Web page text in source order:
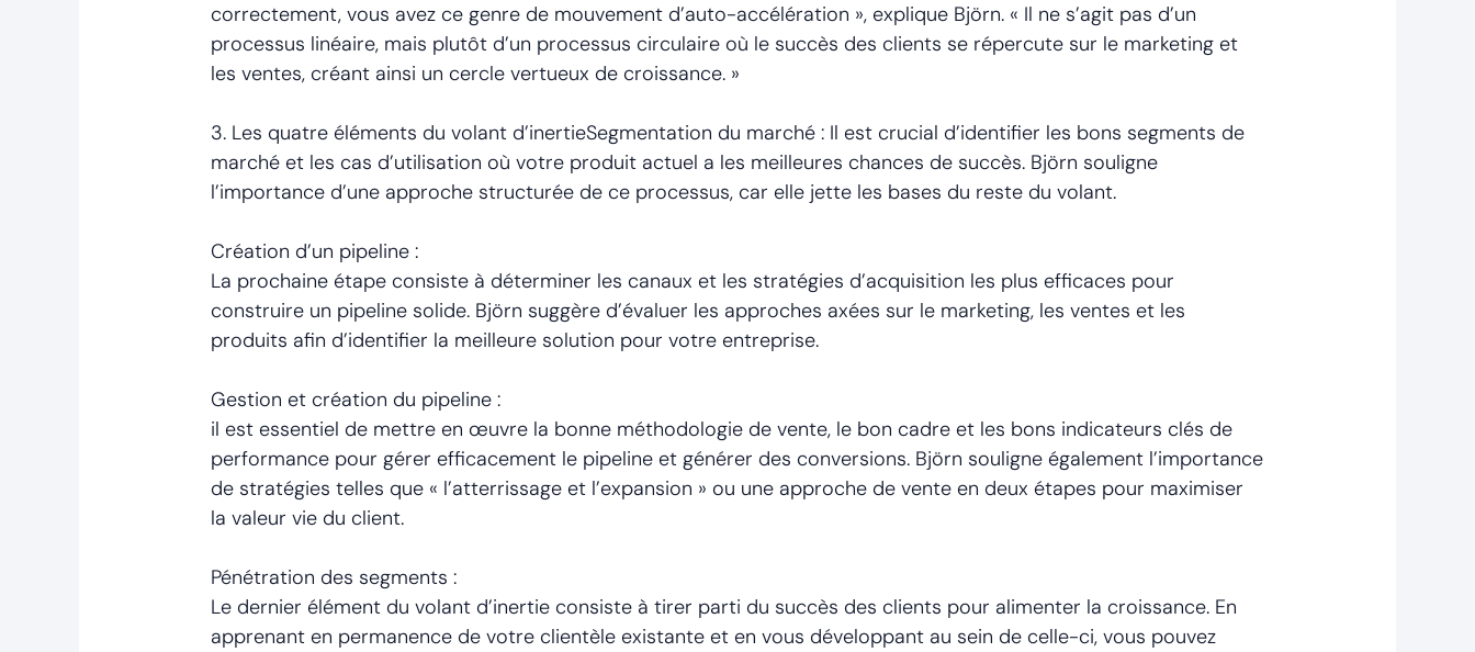
correctement, vous avez ce genre de mouvement d’auto-accélération », explique Björn. « Il ne s’agit pas d’un
processus linéaire, mais plutôt d’un processus circulaire où le succès des clients se répercute sur le marketing et
les ventes, créant ainsi un cercle vertueux de croissance. »
3. Les quatre éléments du volant d’inertieSegmentation du marché : Il est crucial d’identifier les bons segments de
marché et les cas d’utilisation où votre produit actuel a les meilleures chances de succès. Björn souligne
l’importance d’une approche structurée de ce processus, car elle jette les bases du reste du volant.
Création d’un pipeline :
La prochaine étape consiste à déterminer les canaux et les stratégies d’acquisition les plus efficaces pour
construire un pipeline solide. Björn suggère d’évaluer les approches axées sur le marketing, les ventes et les
produits afin d’identifier la meilleure solution pour votre entreprise.
Gestion et création du pipeline :
il est essentiel de mettre en œuvre la bonne méthodologie de vente, le bon cadre et les bons indicateurs clés de
performance pour gérer efficacement le pipeline et générer des conversions. Björn souligne également l’importance
de stratégies telles que « l’atterrissage et l’expansion » ou une approche de vente en deux étapes pour maximiser
la valeur vie du client.
Pénétration des segments :
Le dernier élément du volant d’inertie consiste à tirer parti du succès des clients pour alimenter la croissance. En
apprenant en permanence de votre clientèle existante et en vous développant au sein de celle-ci, vous pouvez